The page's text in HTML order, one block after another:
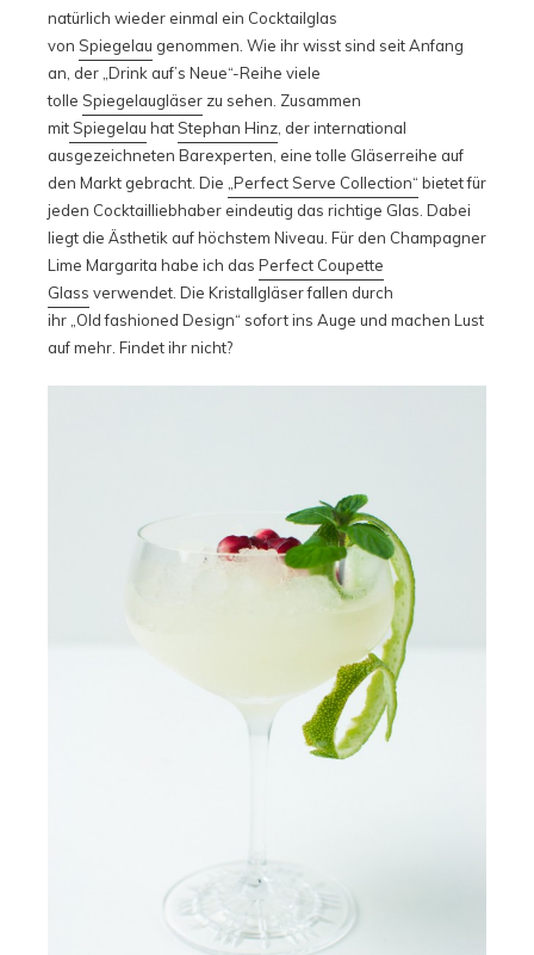
natürlich wieder einmal ein Cocktailglas
von Spiegelau genommen. Wie ihr wisst sind seit Anfang
an, der „Drink auf’s Neue“-Reihe viele
tolle Spiegelaugläser zu sehen. Zusammen
mitSpiegelau hatStephan Hinz , der international
ausgezeichneten Barexperten, eine tolle Gläserreihe auf
den Markt gebracht. Die „Perfect Serve Collection“ bietet für
jeden Cocktailliebhaber eindeutig das richtige Glas. Dabei
liegt die Ästhetik auf höchstem Niveau. Für den Champagner
Lime Margarita habe ich das Perfect Coupette
Glass verwendet. Die Kristallgläser fallen durch
ihr „Old fashioned Design“ sofort ins Auge und machen Lust
auf mehr. Findet ihr nicht?